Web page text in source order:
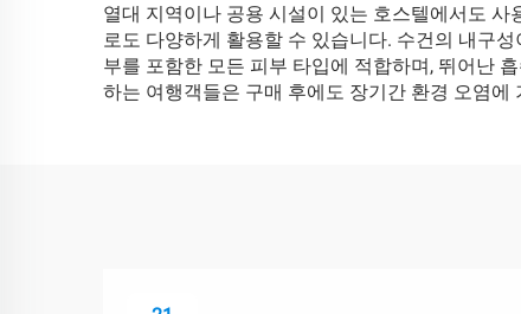
열대 지역이나 공용 시설이 있는 호스텔에서도
로도 다양하게 활용할 수 있습니다. 수건의 내구
부를 포함한 모든 피부 타입에 적합하며, 뛰어난
하는 여행객들은 구매 후에도 장기간 환경 오염